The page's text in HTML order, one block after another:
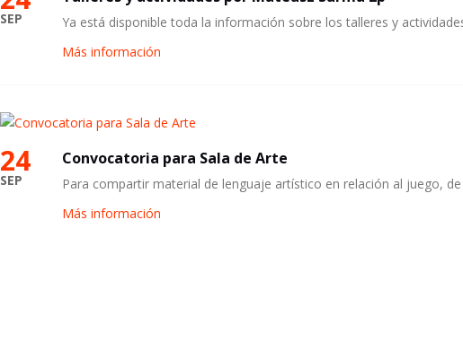
SEP
Ya está disponible toda la información sobre los talleres y
Más información
24
SEP
Convocatoria para Sala de Arte
Para compartir material de lenguaje artístico en relación al juego,
Más información